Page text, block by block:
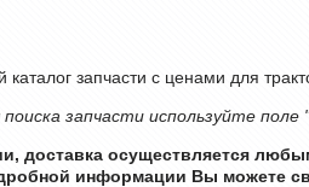
запчасти с ценами для
запчасти используйте
доставка осуществляется
информации Вы можете